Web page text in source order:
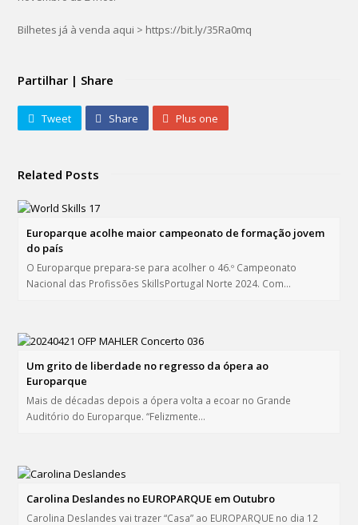
Bilhetes já à venda aqui > https://bit.ly/35Ra0mq
Partilhar | Share
Tweet Share Plus one
Related Posts
Europarque acolhe maior campeonato de formação jovem
do país
O Europarque prepara-se para acolher o 46.º Campeonato
Nacional das Profissões SkillsPortugal Norte 2024. Com…
Um grito de liberdade no regresso da ópera ao
Europarque
Mais de décadas depois a ópera volta a ecoar no Grande
Auditório do Europarque. “Felizmente…
Carolina Deslandes no EUROPARQUE em Outubro
Carolina Deslandes vai trazer “Casa” ao EUROPARQUE no dia 12